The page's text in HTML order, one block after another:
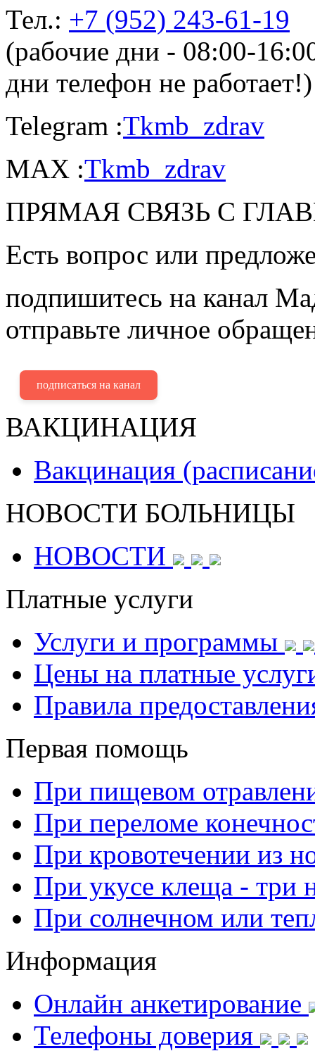
Тел.: +7 (952) 243-61-19
(рабочие дни - 08:00-
дни телефон не работает!)
Telegram :Tkmb_zdrav
MAX :Tkmb_zdrav
ПРЯМАЯ СВЯЗЬ С
Есть вопрос или
подпишитесь на канал
отправьте личное
подписаться на канал
ВАКЦИНАЦИЯ
Вакцинация
НОВОСТИ БОЛЬНИЦЫ
НОВОСТИ
Платные услуги
Услуги и программы
Цены на платные
Правила
Первая помощь
При пищевом
При переломе
При кровотечении из
При укусе клеща - три
При солнечном или
Информация
Онлайн анкетирование
Телефоны доверия